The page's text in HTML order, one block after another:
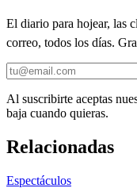
El diario para hojear, las
correo, todos los días.
Al suscribirte aceptas
baja cuando quieras.
Relacionadas
Espectáculos